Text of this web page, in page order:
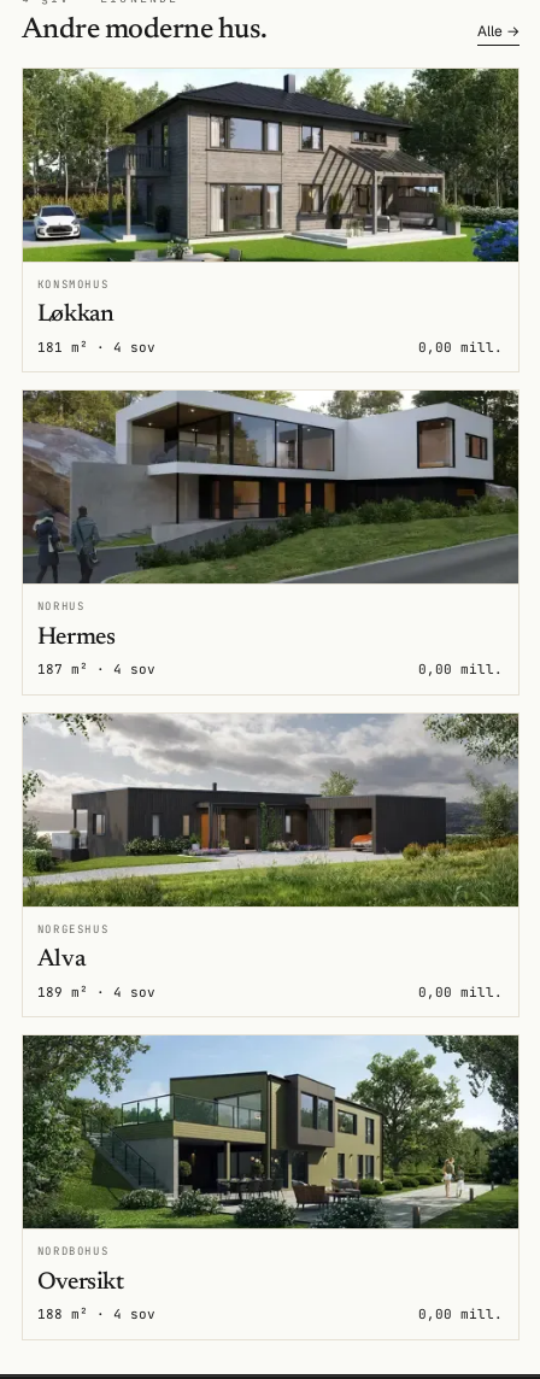
Andre moderne hus. Alle →
KONSMOHUS
Løkkan
181 m² · 4 sov 0,00 mill.
NORHUS
Hermes
187 m² · 4 sov 0,00 mill.
NORGESHUS
Alva
189 m² · 4 sov 0,00 mill.
NORDBOHUS
Oversikt
188 m² · 4 sov 0,00 mill.